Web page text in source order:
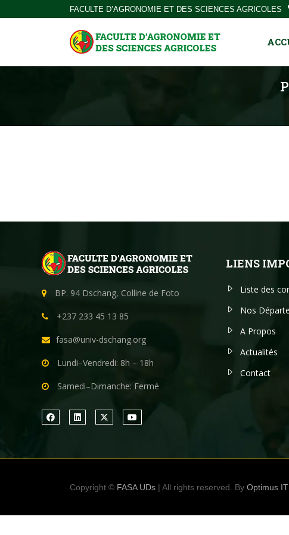
FACULTE D’AGRONOMIE ET DES SCIENCES AGRICOLES
BP. 94 Dschang, Colline de Foto
+237 233 45 13 85
fasa@univ-dschang.org
Lundi–Vendredi: 8h – 18h
Samedi–Dimanche: Fermé
LIENS
Liste des
Nos
A Propos
Actualités
Contact
Copyright © FASA UDs | All rights reserved. By Optimus